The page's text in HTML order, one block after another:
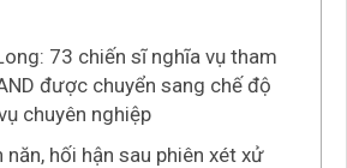
73 chiến sĩ nghĩa vụ tham
được chuyển sang chế độ
chuyên nghiệp
năn, hối hận sau phiên xét xử